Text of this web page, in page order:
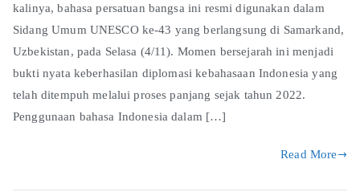
kalinya, bahasa persatuan bangsa ini resmi digunakan dalam
Sidang Umum UNESCO ke-43 yang berlangsung di Samarkand,
Uzbekistan, pada Selasa (4/11). Momen bersejarah ini menjadi
bukti nyata keberhasilan diplomasi kebahasaan Indonesia yang
telah ditempuh melalui proses panjang sejak tahun 2022.
Penggunaan bahasa Indonesia dalam […]
Read More